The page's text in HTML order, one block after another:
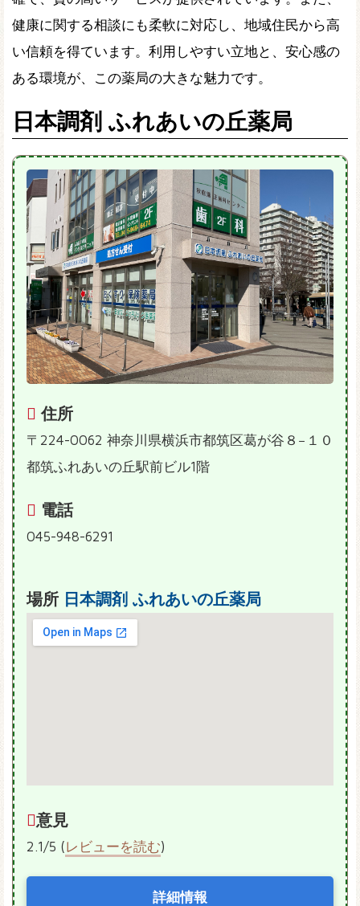
健康に関する相談にも柔軟に対応し、地域住民から高
い信頼を得ています。利用しやすい立地と、安心感の
ある環境が、この薬局の大きな魅力です。
日本調剤 ふれあいの丘薬局
住所
〒224-0062 神奈川県横浜市都筑区葛が谷８−１０
都筑ふれあいの丘駅前ビル1階
電話
045-948-6291
場所 日本調剤 ふれあいの丘薬局
意見
2.1/5 (レビューを読む)
詳細情報